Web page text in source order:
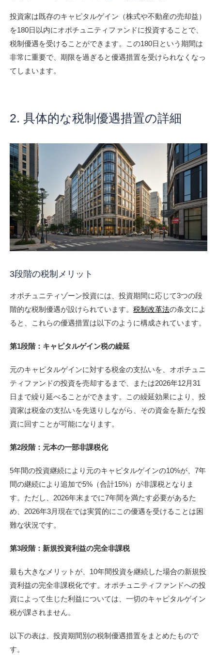
投資家は既存のキャピタルゲイン（株式や不動産の売却益）
を180日以内にオポチュニティファンドに投資することで、
税制優遇を受けることができます。この180日という期間は
非常に重要で、期限を過ぎると優遇措置を受けられなくなっ
てしまいます。
2. 具体的な税制優遇措置の詳細
3段階の税制メリット
オポチュニティゾーン投資には、投資期間に応じて3つの段
階的な税制優遇が設けられています。 税制改革法の条文によ
ると、これらの優遇措置は以下のように構成されています。
第1段階：キャピタルゲイン税の繰延
元のキャピタルゲインに対する税金の支払いを、オポチュニ
ティファンドの投資を売却するまで、または2026年12月31
日まで繰り延べることができます。この繰延効果により、投
資家は税金の支払いを先送りしながら、その資金を新たな投
資に回すことが可能になります。
第2段階：元本の一部非課税化
5年間の投資継続により元のキャピタルゲインの10%が、7年
間の継続により追加で5%（合計15%）が非課税となりま
す。ただし、2026年末までに7年間を満たす必要があるた
め、2026年3月現在では実質的にこの優遇を受けることは困
難な状況です。
第3段階：新規投資利益の完全非課税
最も大きなメリットが、10年間投資を継続した場合の新規投
資利益の完全非課税化です。オポチュニティファンドへの投
資によって生じた利益については、一切のキャピタルゲイン
税が課されません。
以下の表は、投資期間別の税制優遇措置をまとめたもので
す。